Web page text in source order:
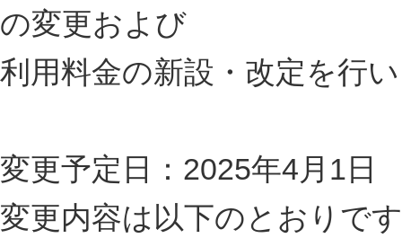
の変更および
利用料金の新設・改定を行
変更予定日：2025年4月1日
変更内容は以下のとおりで